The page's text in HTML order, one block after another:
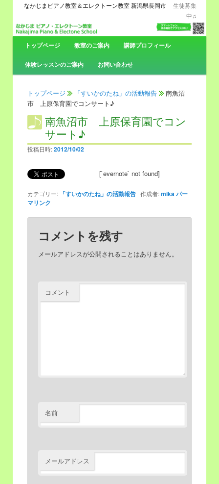
なかじまピアノ教室＆エレクトーン教室 新潟県長岡市
生徒募集
中♫
メ
イ
ン
コ
ン
テ
ン
ツ
へ
サ
ブ
コ
ン
テ
ン
ツ
へ
移
トップページ 教室のご案内 講師プロフィール
体験レッスンのご案内 お問い合わせ
トップページ 「すいかのたね」の活動報告
南魚沼
市 上原保育園でコンサート♪
南魚沼市 上原保育園でコン
サート♪
投稿日時:2012/10/02
[`evernote` not found]
カテゴリー: 「すいかのたね」の活動報告 作成者:mika パー
マリンク
コメントを残す
メールアドレスが公開されることはありません。
コメント
名前
メールアドレス